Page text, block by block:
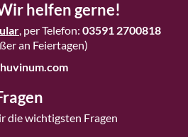
helfen gerne!
, per Telefon: 03591 2700818
an Feiertagen)
die wichtigsten Fragen